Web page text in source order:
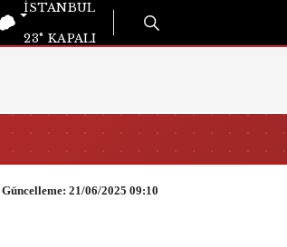
İSTANBUL
23° KAPALI
Güncelleme: 21/06/2025 09:10